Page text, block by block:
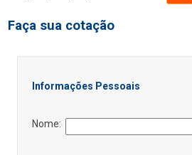
Faça sua cotação
Informações Pessoais
Nome: